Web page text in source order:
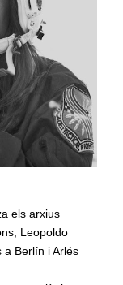
els arxius
Leopoldo
a Berlín i Arlés